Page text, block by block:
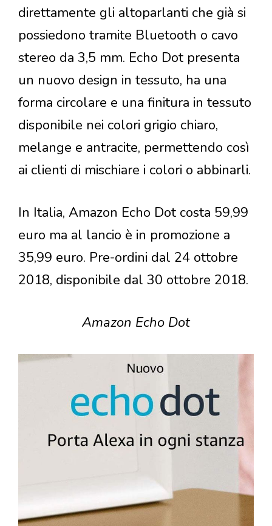
direttamente gli altoparlanti che già si
possiedono tramite Bluetooth o cavo
stereo da 3,5 mm. Echo Dot presenta
un nuovo design in tessuto, ha una
forma circolare e una finitura in tessuto
disponibile nei colori grigio chiaro,
melange e antracite, permettendo così
ai clienti di mischiare i colori o abbinarli.
In Italia, Amazon Echo Dot costa 59,99
euro ma al lancio è in promozione a
35,99 euro. Pre-ordini dal 24 ottobre
2018, disponibile dal 30 ottobre 2018.
Amazon Echo Dot